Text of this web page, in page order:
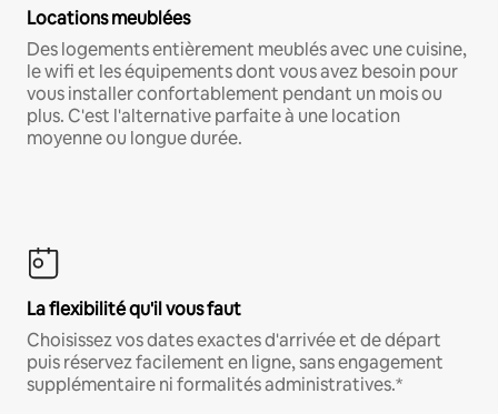
Locations meublées
Des logements entièrement meublés avec une cuisine,
le wifi et les équipements dont vous avez besoin pour
vous installer confortablement pendant un mois ou
plus. C'est l'alternative parfaite à une location
moyenne ou longue durée.
La flexibilité qu'il vous faut
Choisissez vos dates exactes d'arrivée et de départ
puis réservez facilement en ligne, sans engagement
supplémentaire ni formalités administratives.*